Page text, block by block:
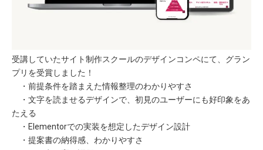
受講していたサイト制作スクールのデザインコンペにて、グラン
プリを受賞しました！
・前提条件を踏まえた情報整理のわかりやすさ
・文字を読ませるデザインで、初見のユーザーにも好印象をあ
たえる
・Elementorでの実装を想定したデザイン設計
・提案書の納得感、わかりやすさ